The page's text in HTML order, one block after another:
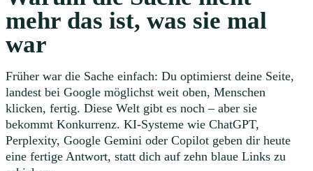
mehr das ist, was sie mal
war
Früher war die Sache einfach: Du optimierst deine Seite,
landest bei Google möglichst weit oben, Menschen
klicken, fertig. Diese Welt gibt es noch – aber sie
bekommt Konkurrenz. KI-Systeme wie ChatGPT,
Perplexity, Google Gemini oder Copilot geben dir heute
eine fertige Antwort, statt dich auf zehn blaue Links zu